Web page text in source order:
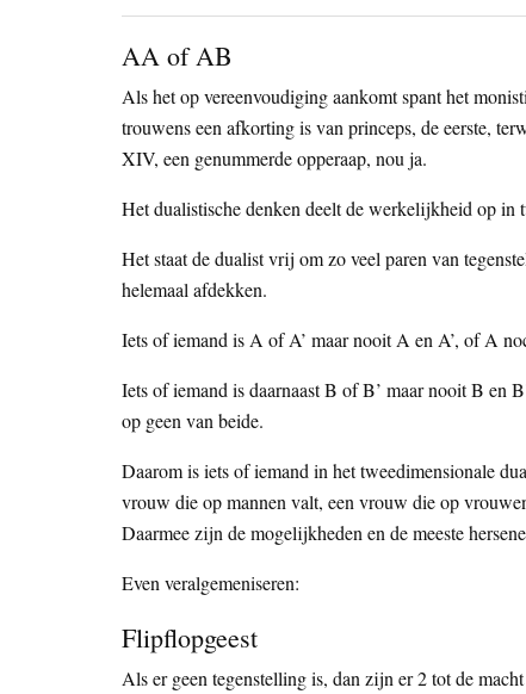
AA of AB
Als het op vereenvoudiging aankomt spant het
trouwens een afkorting is van princeps, de eerste,
XIV, een genummerde opperaap, nou ja.
Het dualistische denken deelt de werkelijkheid op in
Het staat de dualist vrij om zo veel paren van
helemaal afdekken.
Iets of iemand is A of A’ maar nooit A en A’, of A
Iets of iemand is daarnaast B of B’ maar nooit B en
op geen van beide.
Daarom is iets of iemand in het tweedimensionale
vrouw die op mannen valt, een vrouw die op
Daarmee zijn de mogelijkheden en de meeste
Even veralgemeniseren:
Flipflopgeest
Als er geen tegenstelling is, dan zijn er 2 tot de